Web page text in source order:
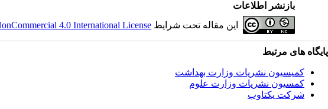
بازنشر اطلاعات
این مقاله تحت شرایط 4.0 International License
پایگاه های مرتبط
کمیسیون نشریات وزارت بهداشت
کمسیون نشریات وزارت علوم
شرکت یکتاوب